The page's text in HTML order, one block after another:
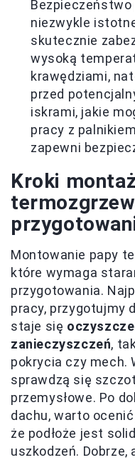
niezwykle
skutecznie
wysoką
krawędziami,
przed
iskrami, jakie
pracy z
zapewni
Kroki
Montowanie papy
które wymaga
przygotowania.
pracy, przygotujmy
staje się
zanieczyszczeń,
pokrycia czy mech.
sprawdzą się
przemysłowe. Po
dachu, warto
że podłoże jest
uszkodzeń. Dobrze,